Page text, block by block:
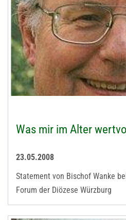
Was mir im Alter
23.05.2008
Statement von Bischof Wanke
Forum der Diözese Würzburg